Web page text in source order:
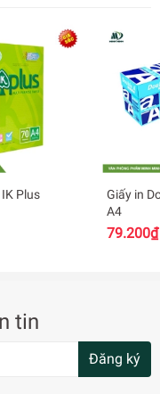
Plus
Giấy in
A4
79.200₫
tin
Đăng ký